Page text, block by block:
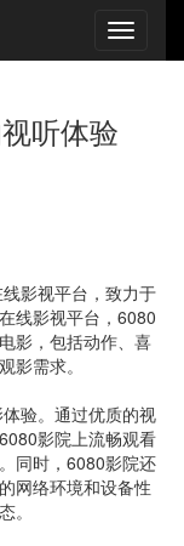
听体验
影视平台，致力于
线影视平台，6080
影，包括动作、喜
影需求。
验。通过优质的视
影院上流畅观看
同时，6080影院还
网络环境和设备性
。